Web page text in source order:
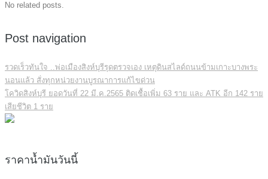
No related posts.
Post navigation
รวดเร็วทันใจ ..พ่อเมืองสิงห์บุรีรุดตรวจเอง เหตุดินสไลด์ถนนข้ามเกาะบางพระ
นอนแล้ว สั่งทุกหน่วยงานบูรณาการแก้ไขด่วน
โควิดสิงห์บุรี ยอดวันที่ 22 มี.ค.2565 ติดเชื้อเพิ่ม 63 ราย และ ATK อีก 142 ราย
เสียชีวิต 1 ราย
ราคาน้ำมันวันนี้